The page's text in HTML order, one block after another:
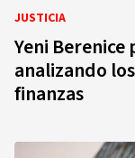
JUSTICIA
Yeni
analizando
finanzas